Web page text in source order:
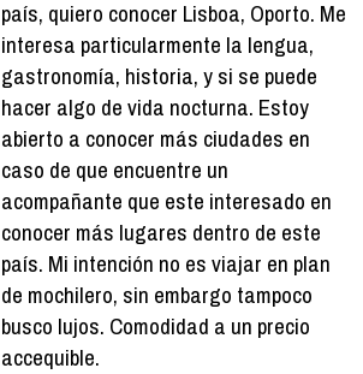
país, quiero conocer Lisboa, Oporto. Me
interesa particularmente la lengua,
gastronomía, historia, y si se puede
hacer algo de vida nocturna. Estoy
abierto a conocer más ciudades en
caso de que encuentre un
acompañante que este interesado en
conocer más lugares dentro de este
país. Mi intención no es viajar en plan
de mochilero, sin embargo tampoco
busco lujos. Comodidad a un precio
accequible.